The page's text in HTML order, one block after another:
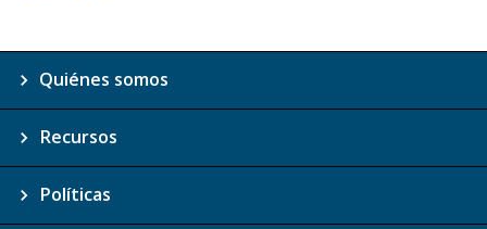
Quiénes somos
Recursos
Políticas